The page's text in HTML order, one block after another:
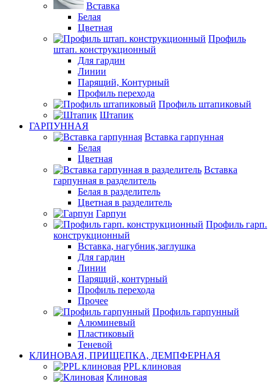
Вставка
Белая
Цветная
Профиль
штап. конструкционный
Для гардин
Линии
Парящий, Контурный
Профиль перехода
Профиль штапиковый
Штапик
ГАРПУННАЯ
Вставка гарпунная
Белая
Цветная
Вставка
гарпунная в разделитель
Белая в разделитель
Цветная в разделитель
Гарпун
Профиль гарп.
конструкционный
Вставка, нагубник,заглушка
Для гардин
Линии
Парящий, контурный
Профиль перехода
Прочее
Профиль гарпунный
Алюминевый
Пластиковый
Теневой
КЛИНОВАЯ, ПРИЩЕПКА, ДЕМПФЕРНАЯ
PPL клиновая
Клиновая